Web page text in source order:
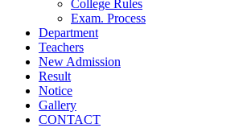
College Rules
Exam. Process
Department
Teachers
New Admission
Result
Notice
Gallery
CONTACT